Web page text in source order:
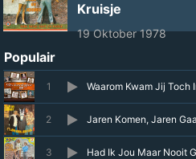
Kruisje
19 Oktober 1978
Populair
1 Waarom Kwam Jij Toch
2 Jaren Komen, Jaren
3 Had Ik Jou Maar Nooit